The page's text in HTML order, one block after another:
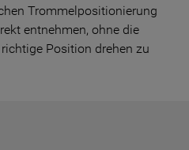
Trommelpositionierung
entnehmen, ohne die
Position drehen zu